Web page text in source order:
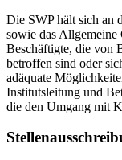
Die SWP hält sich an
sowie das
Beschäftigte, die von
betroffen sind oder
adäquate
Institutsleitung und
die den Umgang mit